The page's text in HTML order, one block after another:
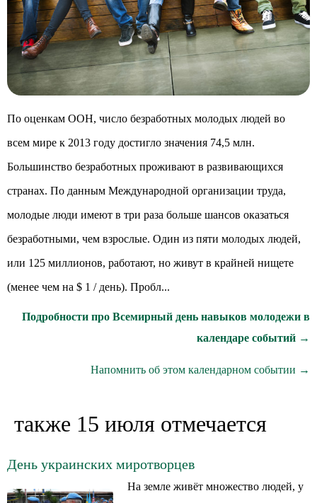
По оценкам ООН, число безработных молодых людей во
всем мире к 2013 году достигло значения 74,5 млн.
Большинство безработных проживают в развивающихся
странах. По данным Международной организации труда,
молодые люди имеют в три раза больше шансов оказаться
безработными, чем взрослые. Один из пяти молодых людей,
или 125 миллионов, работают, но живут в крайней нищете
(менее чем на $ 1 / день). Пробл...
Подробности про Всемирный день навыков молодежи в
календаре событий →
Напомнить об этом календарном событии →
также 15 июля отмечается
День украинских миротворцев
На земле живёт множество людей, у